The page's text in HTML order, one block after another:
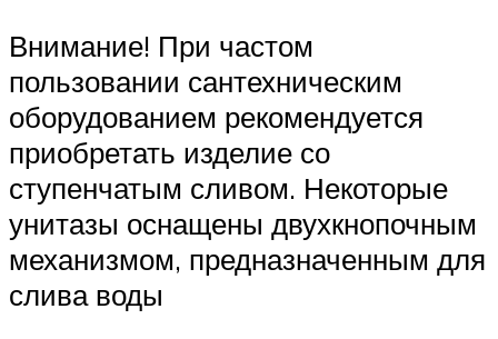
Внимание! При частом
пользовании сантехническим
оборудованием рекомендуется
приобретать изделие со
ступенчатым сливом. Некоторые
унитазы оснащены двухкнопочным
механизмом, предназначенным для
слива воды